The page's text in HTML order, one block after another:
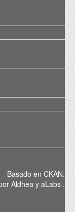
Basado en CKAN.
Aldhea y aLabs .